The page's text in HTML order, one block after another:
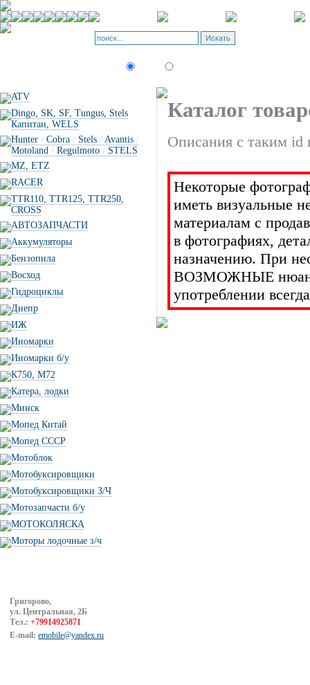
ATV
Dingo, SK, SF, Tungus, Stels
Капитан, WELS
Hunter / Cobra / Stels / Avantis /
Motoland / Regulmoto / STELS
MZ, ETZ
RACER
TTR110, TTR125, TTR250,
CROSS
АВТОЗАПЧАСТИ
Аккумуляторы
Бензопила
Восход
Гидроциклы
Днепр
ИЖ
Иномарки
Иномарки б/у
К750, М72
Катера, лодки
Минск
Мопед Китай
Мопед СССР
Мотоблок
Мотобуксировщики
Мотобуксировщики З/Ч
Мотозапчасти б/у
МОТОКОЛЯСКА
Моторы лодочные з/ч
Григорово,
ул. Центральная, 2Б
Тел.: +79914925871
E-mail: emobile@yandex.ru
Каталог
Описания с таким id
Некоторые
иметь визуальные
материалам с
в фотографиях,
назначению. При
ВОЗМОЖНЫЕ
употреблении